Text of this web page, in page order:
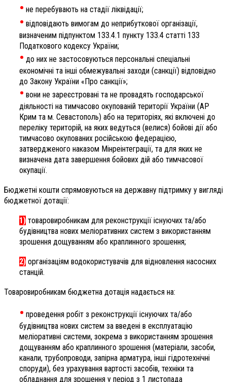
• не перебувають на стадії ліквідації;
• відповідають вимогам до неприбуткової організації,
визначеним підпунктом 133.4.1 пункту 133.4 статті 133
Податкового кодексу України;
• до них не застосовуються персональні спеціальні
економічні та інші обмежувальні заходи (санкції) відповідно
до Закону України «Про санкції»;
• вони не зареєстровані та не провадять господарської
діяльності на тимчасово окупованій території України (АР
Крим та м. Севастополь) або на територіях, які включені до
переліку територій, на яких ведуться (велися) бойові дії або
тимчасово окупованих російською федерацією,
затвердженого наказом Мінреінтеграції, та для яких не
визначена дата завершення бойових дій або тимчасової
окупації.
Бюджетні кошти спрямовуються на державну підтримку у вигляді
бюджетної дотації:
1) товаровиробникам для реконструкції існуючих та/або
будівництва нових меліоративних систем з використанням
зрошення дощуванням або краплинного зрошення;
2) організаціям водокористувачів для відновлення насосних
станцій.
Товаровиробникам бюджетна дотація надається на:
• проведення робіт з реконструкції існуючих та/або
будівництва нових систем за введені в експлуатацію
меліоративні системи, зокрема з використанням зрошення
дощуванням або краплинного зрошення (матеріали, засоби,
канали, трубопроводи, запірна арматура, інші гідротехнічні
споруди), без урахування вартості засобів, техніки та
обладнання для зрошення у період з 1 листопада